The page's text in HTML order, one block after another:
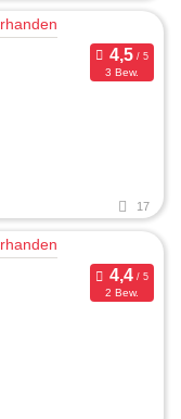
3 Bew.
17
2 Bew.